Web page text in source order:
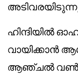
ഹിന്ദിയിൽ
വായിക്കാൻ
ആഞ്ചൽ വൺ